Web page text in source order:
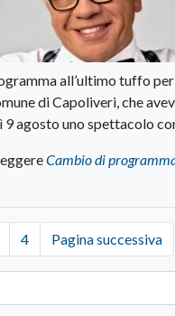
all’ultimo tuffo
di Capoliveri, che
9 agosto uno spettacolo
Cambio di
4 Pagina successiva